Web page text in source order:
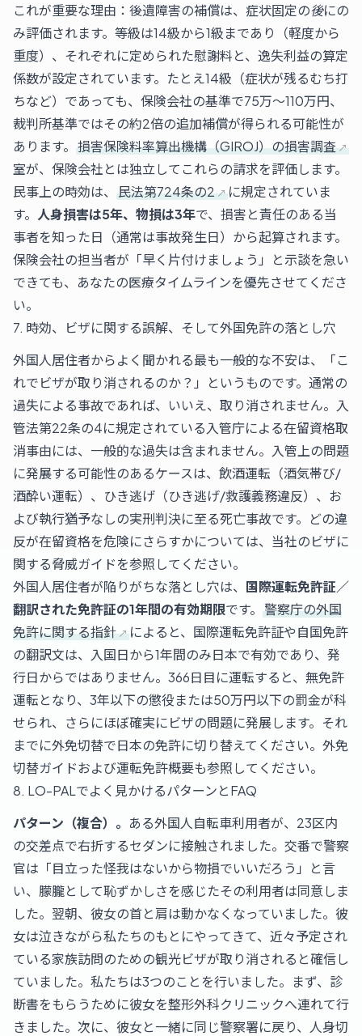
これが重要な理由：後遺障害の補償は、症状固定の後にの
み評価されます。等級は14級から1級まであり（軽度から
重度）、それぞれに定められた慰謝料と、逸失利益の算定
係数が設定されています。たとえ14級（症状が残るむち打
ちなど）であっても、保険会社の基準で75万～110万円、
裁判所基準ではその約2倍の追加補償が得られる可能性が
あります。 損害保険料率算出機構（GIROJ）の損害調査
室が、保険会社とは独立してこれらの請求を評価します。
民事上の時効は、 民法第724条の2
に規定されていま
す。 人身損害は5年、物損は3年で、損害と責任のある当
事者を知った日（通常は事故発生日）から起算されます。
保険会社の担当者が「早く片付けましょう」と示談を急い
できても、あなたの医療タイムラインを優先させてくださ
い。
7. 時効、ビザに関する誤解、そして外国免許の落とし穴
外国人居住者からよく聞かれる最も一般的な不安は、「こ
れでビザが取り消されるのか？」というものです。通常の
過失による事故であれば、いいえ、取り消されません。入
管法第22条の4に規定されている入管庁による在留資格取
消事由には、一般的な過失は含まれません。入管上の問題
に発展する可能性のあるケースは、飲酒運転（酒気帯び/
酒酔い運転）、ひき逃げ（ひき逃げ/救護義務違反）、お
よび執行猶予なしの実刑判決に至る死亡事故です。どの違
反が在留資格を危険にさらすかについては、当社のビザに
関する脅威ガイドを参照してください。
外国人居住者が陥りがちな落とし穴は、 国際運転免許証／
翻訳された免許証の1年間の有効期限です。 警察庁の外国
免許に関する指針
によると、国際運転免許証や自国免許
の翻訳文は、入国日から1年間のみ日本で有効であり、発
行日からではありません。366日目に運転すると、無免許
運転となり、3年以下の懲役または50万円以下の罰金が科
せられ、さらにほぼ確実にビザの問題に発展します。それ
までに外免切替で日本の免許に切り替えてください。 外免
切替ガイドおよび運転免許概要も参照してください。
8. LO-PALでよく見かけるパターンとFAQ
パターン（複合）。 ある外国人自転車利用者が、23区内
の交差点で右折するセダンに接触されました。交番で警察
官は「目立った怪我はないから物損でいいだろう」と言
い、朦朧として恥ずかしさを感じたその利用者は同意しま
した。翌朝、彼女の首と肩は動かなくなっていました。彼
女は泣きながら私たちのもとにやってきて、近々予定され
ている家族訪問のための観光ビザが取り消されると確信し
ていました。私たちは3つのことを行いました。まず、診
断書をもらうために彼女を整形外科クリニックへ連れて行
きました。次に、彼女と一緒に同じ警察署に戻り、人身切